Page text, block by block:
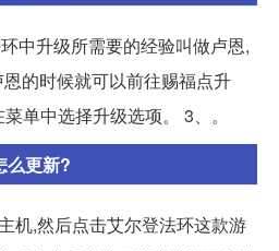
中升级所需要的经验叫做卢恩,
的时候就可以前往赐福点升
单中选择升级选项。 3、。
么更新?
机,然后点击艾尔登法环这款游